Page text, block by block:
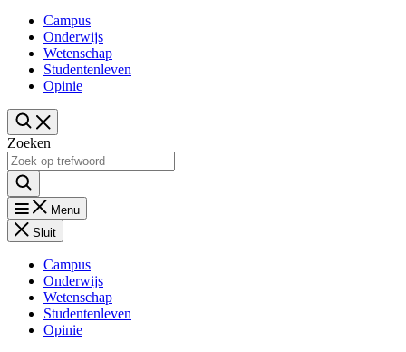
Campus
Onderwijs
Wetenschap
Studentenleven
Opinie
Zoeken
Menu
Sluit
Campus
Onderwijs
Wetenschap
Studentenleven
Opinie